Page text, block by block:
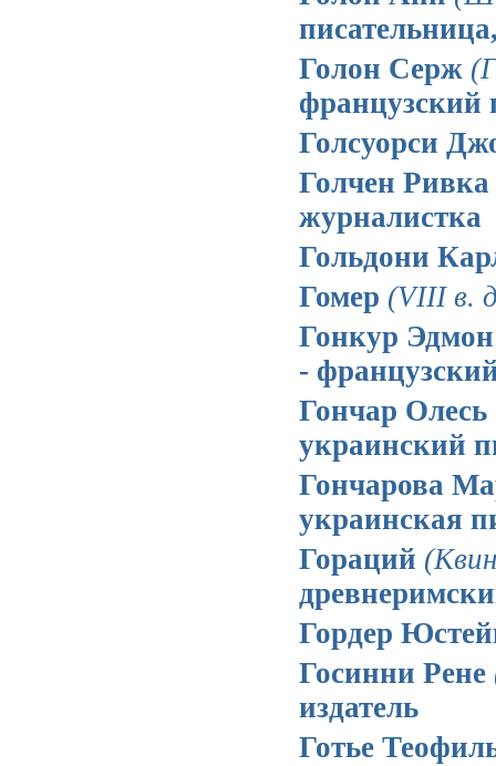
Голон Серж
французский
Голсуорси
Голчен Ривка
журналистка
Гольдони
Гомер (VIII в.
Гонкур
-
Гончар Олесь
украинский
Гончарова
украинская
Гораций
Гордер
Госинни Рене
издатель
Готье